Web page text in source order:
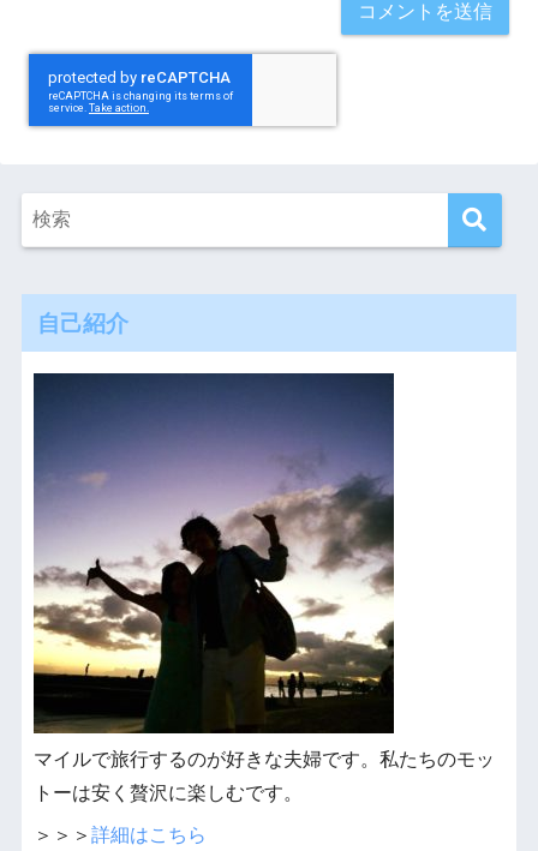
自己紹介
マイルで旅行するのが好きな夫婦です。私たちのモッ
トーは安く贅沢に楽しむです。
＞＞＞ 詳細はこちら